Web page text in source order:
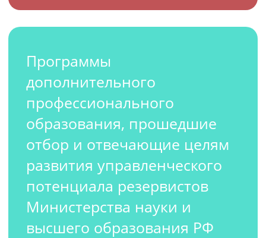
Программы
дополнительного
профессионального
образования, прошедшие
отбор и отвечающие целям
развития управленческого
потенциала резервистов
Министерства науки и
высшего образования РФ